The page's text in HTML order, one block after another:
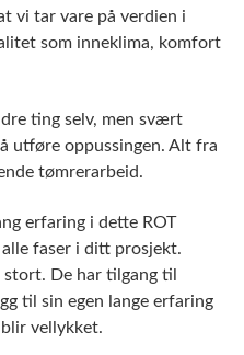
vi tar vare på verdien i
som inneklima, komfort
ting selv, men svært
utføre oppussingen. Alt fra
tømrerarbeid.
erfaring i dette ROT
faser i ditt prosjekt.
De har tilgang til
til sin egen lange erfaring
vellykket.